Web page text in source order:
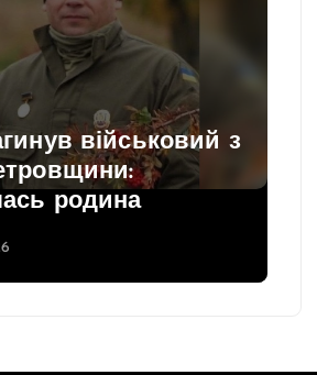
військовий з
родина